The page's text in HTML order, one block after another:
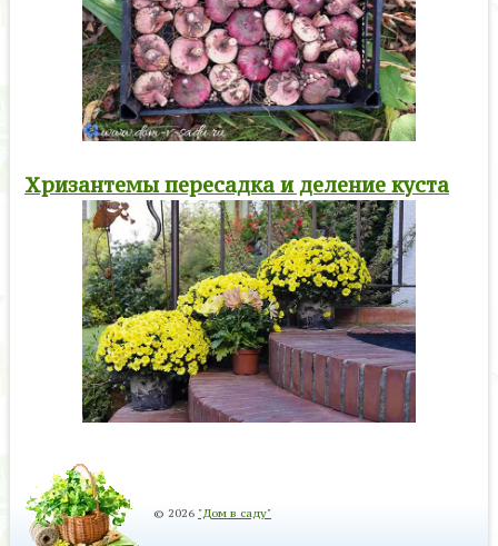
Хризантемы пересадка и деление куста
© 2026 "Дом в саду"